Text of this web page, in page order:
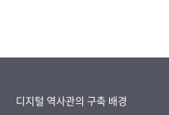
디지털 역사관의 구축 배경